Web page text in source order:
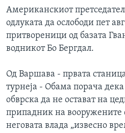
Американскиот
одлуката да ослободи пет
притвореници од базата
водникот Бо Бергдал.
Од Варшава - првата
турнеја - Обама порача
обврска да не остават на
припадник на вооружените
неговата влада „извесно